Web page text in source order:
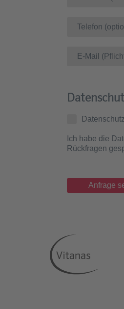
Ich habe die
Rückfragen